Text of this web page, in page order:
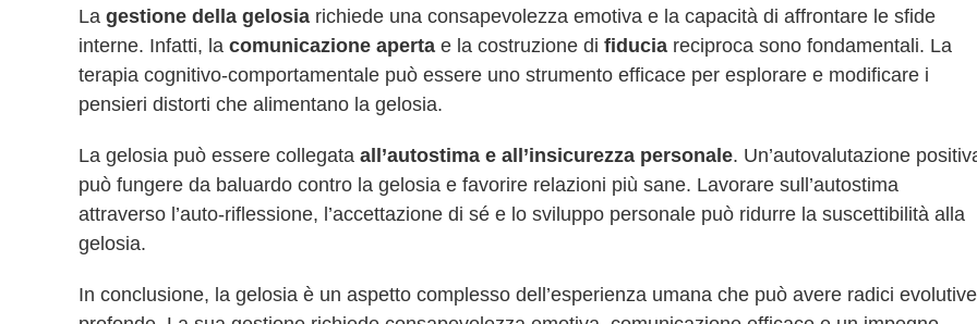
La gestione della gelosia richiede una consapevolezza emotiva e la capacità di affrontare le sfide
interne. Infatti, la comunicazione aperta e la costruzione di fiducia reciproca sono fondamentali. La
terapia cognitivo-comportamentale può essere uno strumento efficace per esplorare e modificare i
pensieri distorti che alimentano la gelosia.
La gelosia può essere collegata all’autostima e all’insicurezza personale. Un’autovalutazione
può fungere da baluardo contro la gelosia e favorire relazioni più sane. Lavorare sull’autostima
attraverso l’auto-riflessione, l’accettazione di sé e lo sviluppo personale può ridurre la suscettibilità alla
gelosia.
In conclusione, la gelosia è un aspetto complesso dell’esperienza umana che può avere radici evolutive